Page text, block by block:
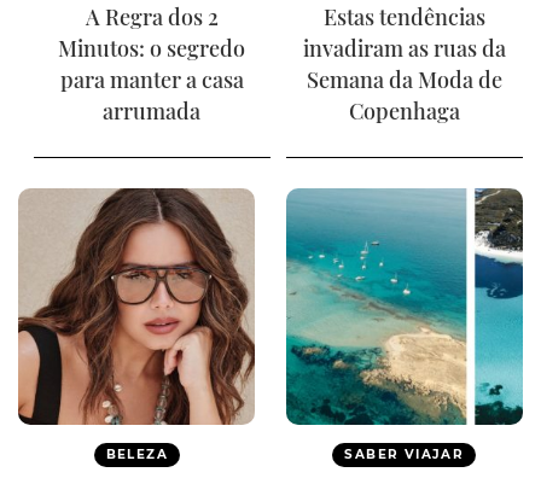
A Regra dos 2
Minutos: o segredo
para manter a casa
arrumada
Estas tendências
invadiram as ruas da
Semana da Moda de
Copenhaga
BELEZA SABER VIAJAR